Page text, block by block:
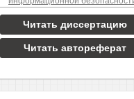
Читать диссертацию
Читать автореферат